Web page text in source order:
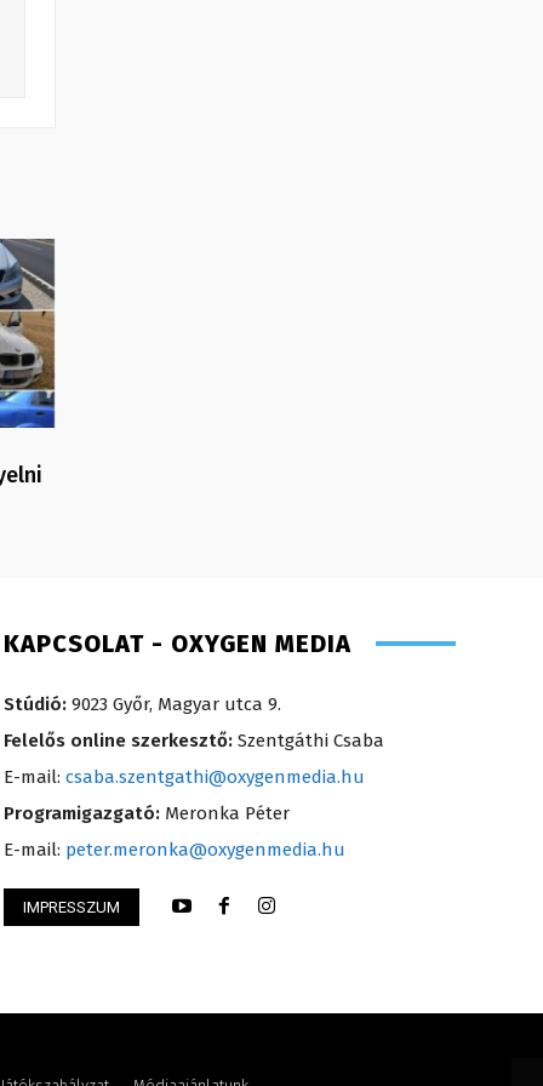
– főműsorvezető, riporter – 2012
KAPCSOLAT - OXYGEN MEDIA
Stúdió: 9023 Győr, Magyar utca 9.
Felelős online szerkesztő: Szentgáthi Csaba
E-mail: csaba.szentgathi@oxygenmedia.hu
Programigazgató: Meronka Péter
E-mail: peter.meronka@oxygenmedia.hu
IMPRESSZUM